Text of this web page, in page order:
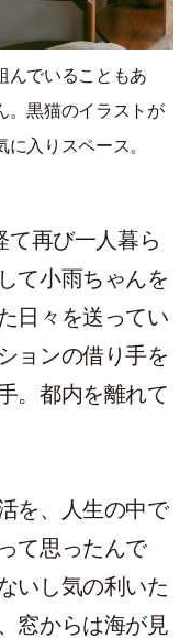
んでいることもあ
。黒猫のイラストが
入りスペース。
て再び一人暮ら
て小雨ちゃんを
日々を送ってい
ョンの借り手を
。都内を離れて
を、人生の中で
て思ったんで
いし気の利いた
窓からは海が見